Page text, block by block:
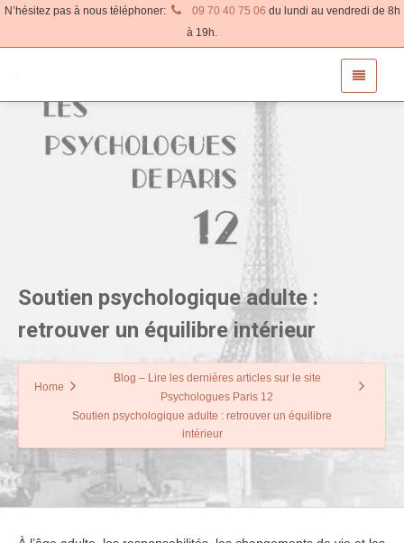
N’hésitez pas à nous téléphoner: 09 70 40 75 06 du lundi au vendredi de 8h
à 19h.
Soutien psychologique adulte :
retrouver un équilibre intérieur
Home
Blog – Lire les dernières articles sur le site
Psychologues Paris 12
Soutien psychologique adulte : retrouver un équilibre
intérieur